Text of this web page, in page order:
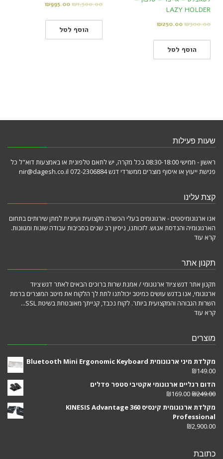
LAZY HOLDER
₪300.00
₪250.00
הוסף לסל
₪1,500.00
₪995.00
הוסף לסל
שעות פעילות
ראשון - חמישי 08:30-18:00 בכל מקרה, יש לתאם טלפונית או באמצעות דוא"ל כל
פגישת ייעוץ או איסוף מוצרים ממשרדי דגש 072-2306884 nir@dagesh.co.il
קצת עלינו
אנו ארגונומיסטים - ארגונומים בעלי הכשרה מקצועית ועיונית למתן שירותים בתחום
הארגונומיה והנדסת אנוש. לזכותנו, ניסיון רב שנים בסביבות עבודה שונות ומגוונות.
קרא עוד
תקנון אתר
תקנון אתר דגש ציוד ארגונומי / אמנת שרות ברוכים הבאים לאתר דגש ציוד
ארגונומי, אנו בדגש עושים כמיטב יכולתנו לתת לך הלקוח את מיטב המוצרים ברמת
השרות הגבוהה והמקצועית ביותר. לקוח נכבד, קנייתך מאובטחת בשיטת SSL...
קרא עוד
מוצרים
מקלדת מיני ארגונומית Bluetooth Mini Ergonomic Keyboard
₪149.00
הדום רגליים ארגונומי אקטיבי סטפר פדלים
₪249.00
₪169.00
מקלדת ארגונומית קינסיס KINESIS Advantage 360
Professional
₪2,900.00
כתובת